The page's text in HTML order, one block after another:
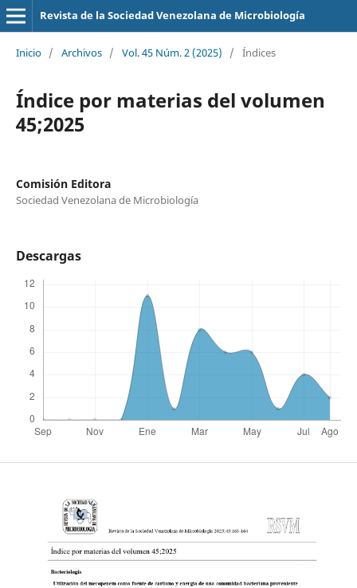
Revista de la Sociedad Venezolana de Microbiología
Inicio / Archivos / Vol. 45 Núm. 2 (2025) / Índices
Índice por materias del volumen
45;2025
Comisión Editora
Sociedad Venezolana de Microbiología
Descargas